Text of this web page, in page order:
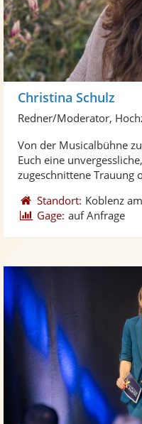
Christina Schulz
Redner/Moderator,
Von der Musicalbühne
Euch eine
zugeschnittene Trauung
Standort: Koblenz
Gage: auf Anfrage